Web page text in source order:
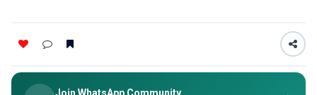
Join WhatsApp Community